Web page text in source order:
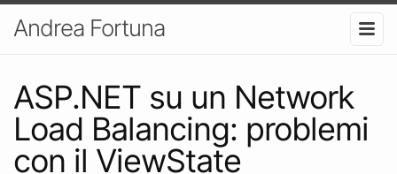
Andrea Fortuna
ASP.NET su un Network
Load Balancing: problemi
con il ViewState